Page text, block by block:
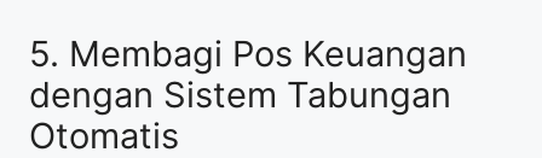
5. Membagi Pos Keuangan
dengan Sistem Tabungan
Otomatis